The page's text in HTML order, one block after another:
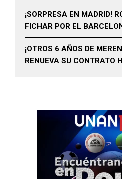
¡SORPRESA EN MADRID!
FICHAR POR EL
¡OTROS 6 AÑOS DE
RENUEVA SU CONTRATO